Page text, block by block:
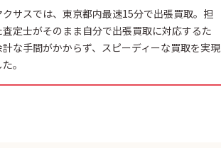
サスでは、東京都内最速15分で出張買取。担
定士がそのまま自分で出張買取に対応するた
な手間がかからず、スピーディーな買取を実現
。